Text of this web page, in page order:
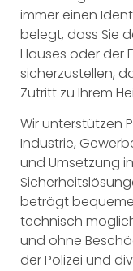
immer einen
belegt, dass Sie
Hauses oder der
sicherzustellen,
Zutritt zu Ihrem
Wir unterstützen
Industrie,
und Umsetzung
beträgt bequeme
technisch
und ohne
der Polizei und